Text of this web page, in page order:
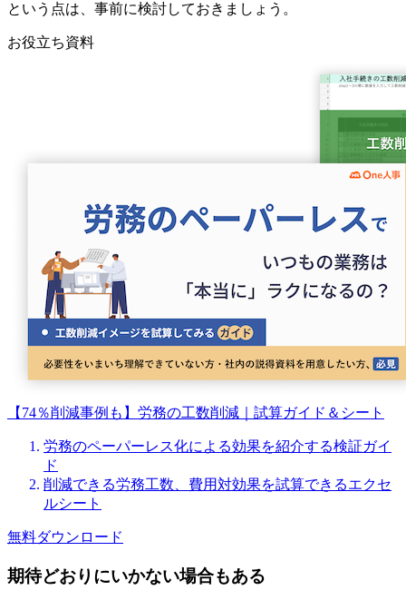
という点は、事前に検討しておきましょう。
お役立ち資料
【74％削減事例も】労務の工数削減｜試算ガイド＆シート
労務のペーパーレス化による効果を紹介する検証ガイ
ド
削減できる労務工数、費用対効果を試算できるエクセ
ルシート
無料ダウンロード
期待どおりにいかない場合もある